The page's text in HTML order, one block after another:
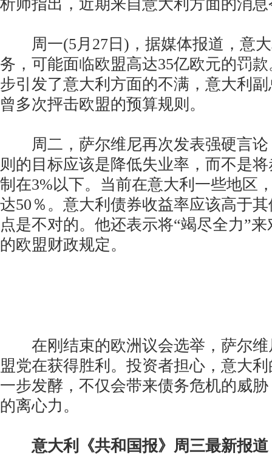
析师指出，近期来自意大利方面的消
周一(5月27日)，据媒体报道，意大
务，可能面临欧盟高达35亿欧元的罚
步引发了意大利方面的不满，意大利
曾多次抨击欧盟的预算规则。
周二，萨尔维尼再次发表强硬言论
则的目标应该是降低失业率，而不是
制在3%以下。当前在意大利一些地区
达50％。意大利债券收益率应该高于
点是不对的。他还表示将“竭尽全力”
的欧盟财政规定。
在刚结束的欧洲议会选举，萨尔维
盟党在获得胜利。投资者担心，意大
一步发酵，不仅会带来债务危机的威
的离心力。
意大利《共和国报》周三最新报